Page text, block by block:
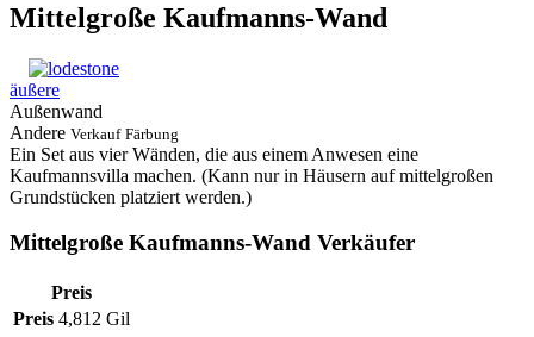
Mittelgroße Kaufmanns-Wand
äußere
Außenwand
Andere Verkauf Färbung
Ein Set aus vier Wänden, die aus einem Anwesen eine
Kaufmannsvilla machen. (Kann nur in Häusern auf mittelgroßen
Grundstücken platziert werden.)
Mittelgroße Kaufmanns-Wand Verkäufer
Preis
Preis 4,812 Gil